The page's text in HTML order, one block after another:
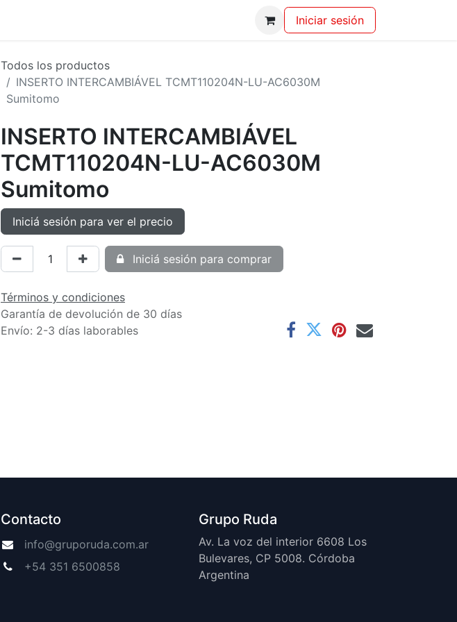
Iniciar sesión
Todos los productos
INSERTO INTERCAMBIÁVEL TCMT110204N-LU-AC6030M
Sumitomo
INSERTO INTERCAMBIÁVEL
TCMT110204N-LU-AC6030M
Sumitomo
Iniciá sesión para ver el precio
Iniciá sesión para comprar
Términos y condiciones
Garantía de devolución de 30 días
Envío: 2-3 días laborables
Contacto
info@gruporuda.com.ar
+54 351 6500858
Grupo Ruda
Av. La voz del interior 6608 Los
Bulevares, CP 5008. Córdoba
Argentina